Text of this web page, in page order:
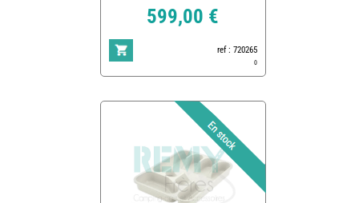
599,00 €
ref : 720265
0